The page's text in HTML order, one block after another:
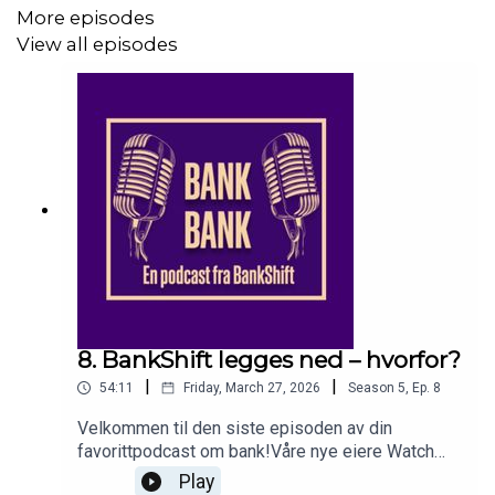
Teknisk ansvarlig: journalist Lise Aanes.
More episodes
View all episodes
8. BankShift legges ned – hvorfor?
54:11 Friday, March 27, 2026 Season 5, Ep. 8
Velkommen til den siste episoden av din
favorittpodcast om bank!Våre nye eiere Watch
Media har besluttet å legge ned BankShift-
Play